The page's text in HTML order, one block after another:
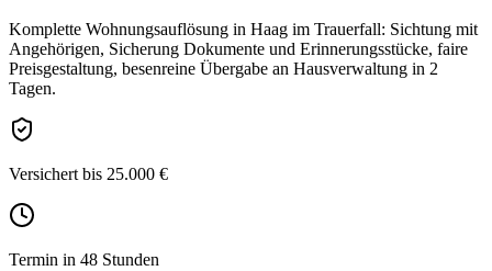
Komplette Wohnungsauflösung in Haag im Trauerfall: Sichtung mit
Angehörigen, Sicherung Dokumente und Erinnerungsstücke, faire
Preisgestaltung, besenreine Übergabe an Hausverwaltung in 2
Tagen.
Versichert bis 25.000 €
Termin in 48 Stunden